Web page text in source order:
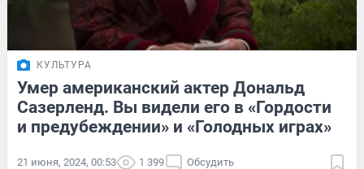
КУЛЬТУРА
Умер американский актер Дональд
Сазерленд. Вы видели его в «Гордости
и предубеждении» и «Голодных играх»
21 июня, 2024, 00:53 1 399 Обсудить